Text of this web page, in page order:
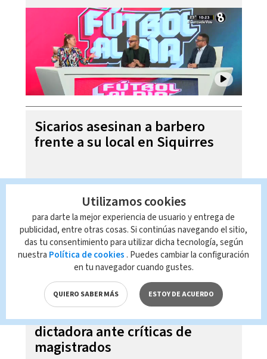
Sicarios asesinan a barbero
frente a su local en Siquirres
Laura Fernández niega ser
dictadora ante críticas de
magistrados
Utilizamos cookies
para darte la mejor experiencia de usuario y entrega de
publicidad, entre otras cosas. Si continúas navegando el sitio,
das tu consentimiento para utilizar dicha tecnología, según
nuestra Política de cookies . Puedes cambiar la configuración
en tu navegador cuando gustes.
QUIERO SABER MÁS ESTOY DE ACUERDO